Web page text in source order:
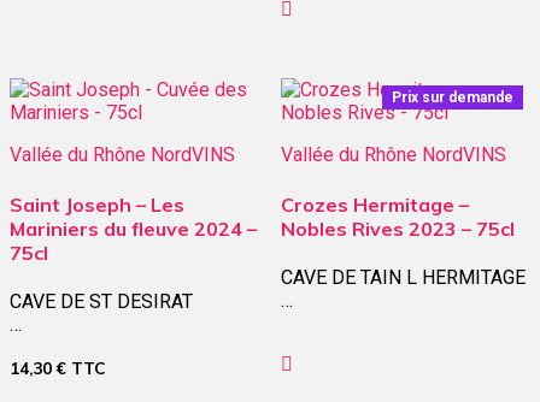
Vallée du Rhône NordVINS
Saint Joseph – Les
Mariniers du fleuve 2024 –
75cl
CAVE DE ST DESIRAT
…
14,30€ TTC
Prix sur demande
Vallée du Rhône NordVINS
Crozes Hermitage –
Nobles Rives 2023 – 75cl
CAVE DE TAIN L HERMITAGE
…